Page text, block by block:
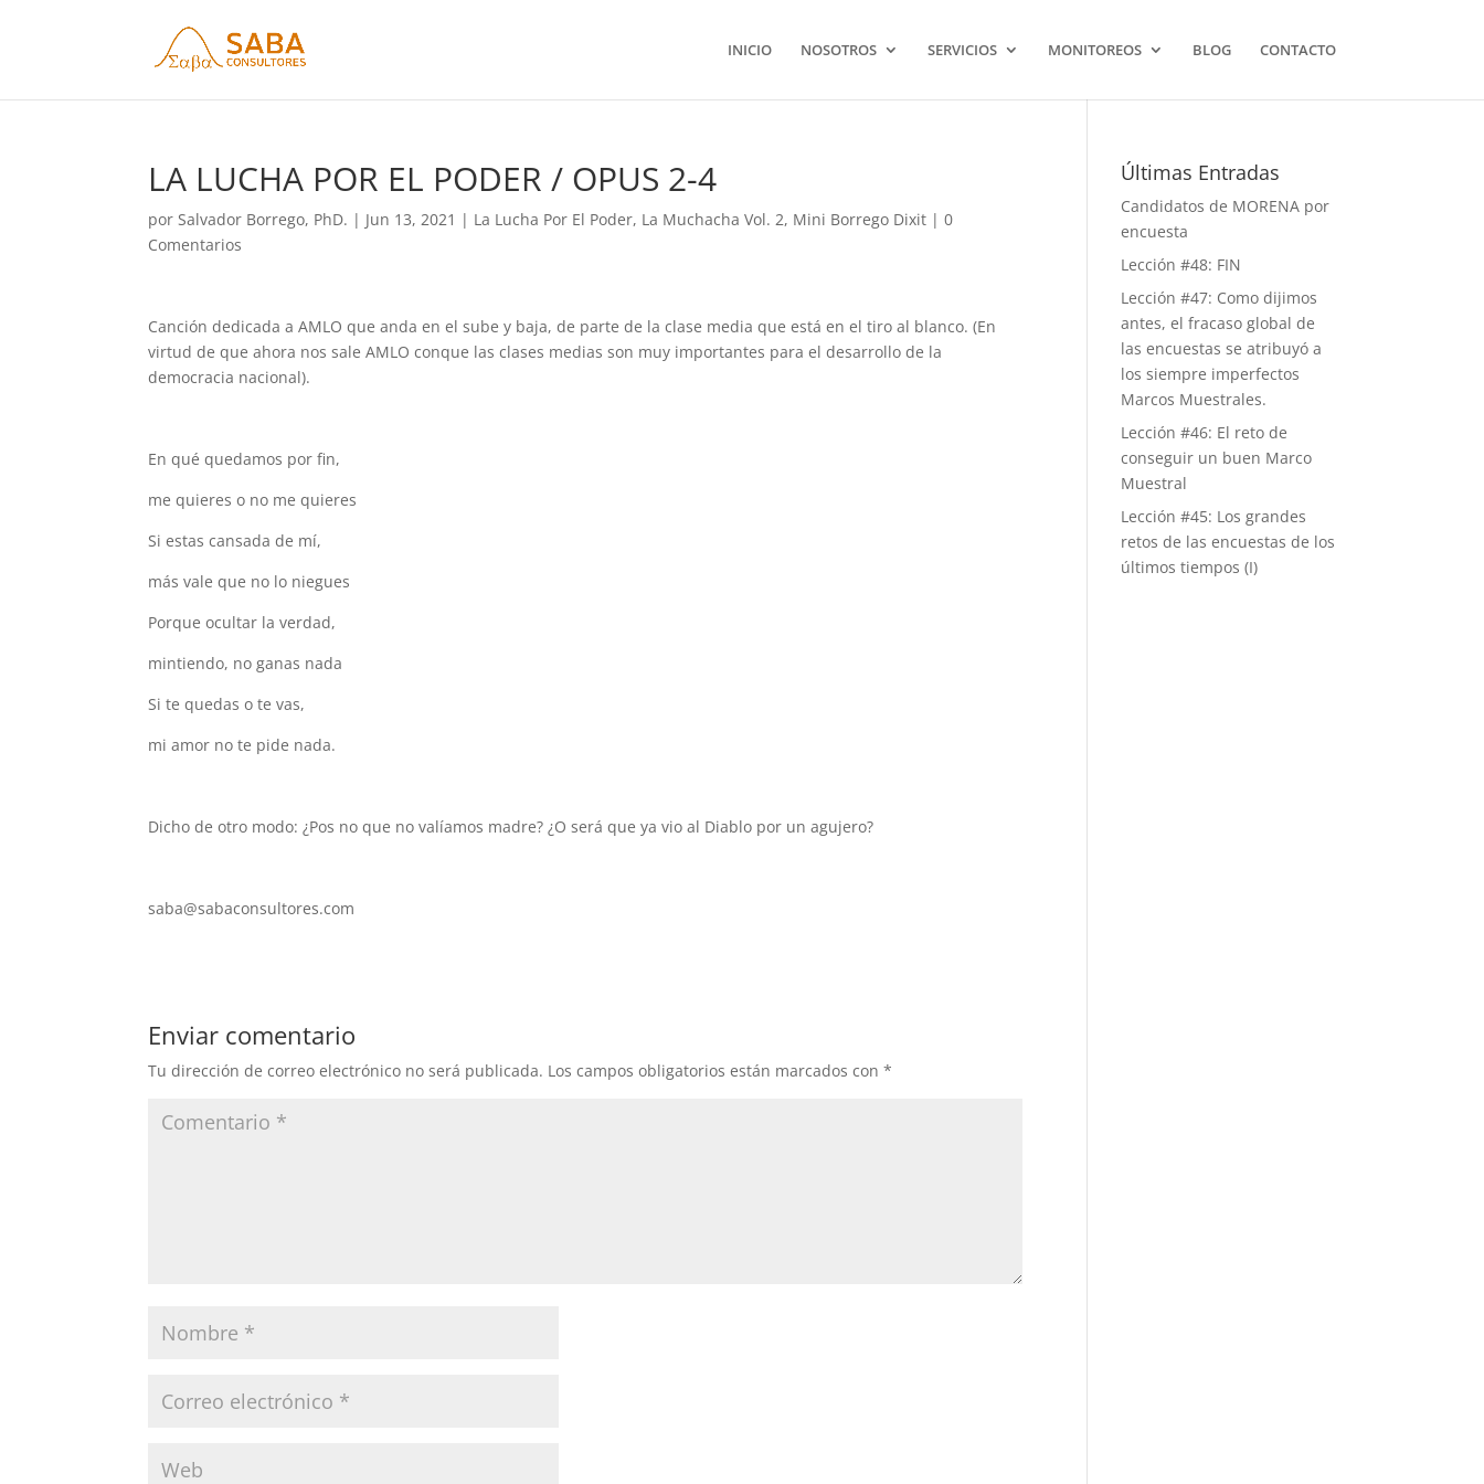
INICIO NOSOTROS SERVICIOS MONITOREOS BLOG CONTACTO
LA LUCHA POR EL PODER / OPUS 2-4
porSalvador Borrego, PhD. | Jun 13, 2021 | La Lucha Por El Poder, La Muchacha Vol. 2, Mini Borrego Dixit |0
Comentarios
Canción dedicada a AMLO que anda en el sube y baja, de parte de la clase media que está en el tiro al blanco. (En
virtud de que ahora nos sale AMLO conque las clases medias son muy importantes para el desarrollo de la
democracia nacional).
En qué quedamos por fin,
me quieres o no me quieres
Si estas cansada de mí,
más vale que no lo niegues
Porque ocultar la verdad,
mintiendo, no ganas nada
Si te quedas o te vas,
mi amor no te pide nada.
Dicho de otro modo: ¿Pos no que no valíamos madre? ¿O será que ya vio al Diablo por un agujero?
saba@sabaconsultores.com
Enviar comentario
Tu dirección de correo electrónico no será publicada. Los campos obligatorios están marcados con*
Últimas Entradas
Candidatos de MORENA por
encuesta
Lección #48: FIN
Lección #47: Como dijimos
antes, el fracaso global de
las encuestas se atribuyó a
los siempre imperfectos
Marcos Muestrales.
Lección #46: El reto de
conseguir un buen Marco
Muestral
Lección #45: Los grandes
retos de las encuestas de los
últimos tiempos (I)